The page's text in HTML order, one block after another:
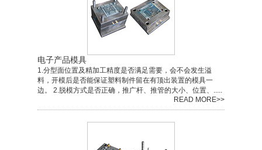
电子产品模具
1.分型面位置及精加工精度是否满足需要，会不会发生溢
料，开模后是否能保证塑料制件留在有顶出装置的模具一
边。 2.脱模方式是否正确，推广杆、推管的大小、位置、.....
READ MORE>>